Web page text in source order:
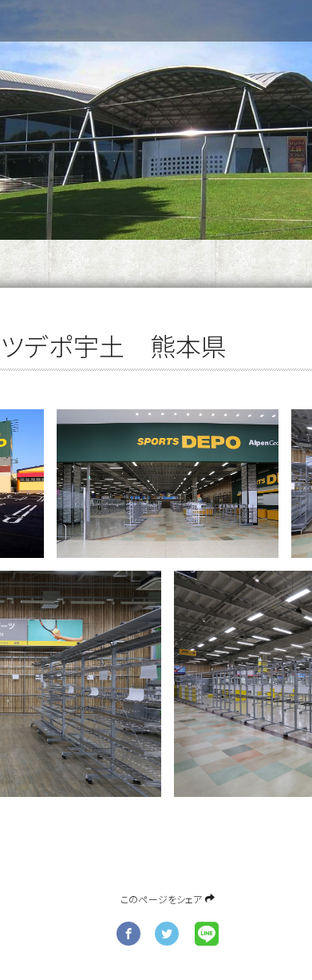
デポ宇土 熊本県
このページをシェア